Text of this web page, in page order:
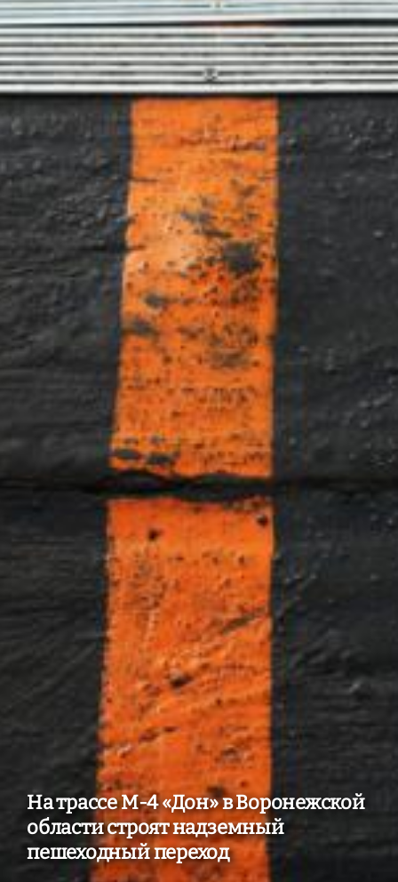
На трассе М-4 «Дон» в Воронежской
области строят надземный
пешеходный переход